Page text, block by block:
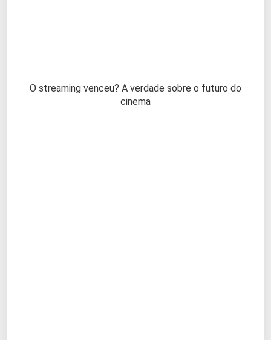
O streaming venceu? A verdade sobre o futuro do
cinema